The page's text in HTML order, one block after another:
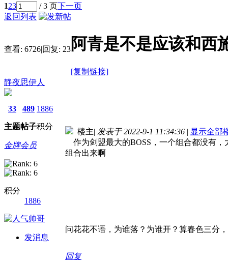
123 / 3 页下一页
返回列表
查看: 6726|回复: 23 阿青是不是应该和西
[复制链接]
静夜思伊人
33
主题
489
帖子
1886
积分
金牌会员
积分
1886
发消息
楼主| 发表于 2022-9-1 11:34:36 | 显示全部
作为剑盟最大的BOSS，一个组合都没有
组合出来啊
问花花不语，为谁落？为谁开？算春色三分
回复